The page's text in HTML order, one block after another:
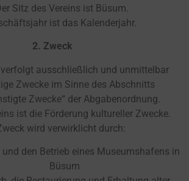
Sitz des Vereins ist Büsum.
ist das Kalenderjahr.
2. Zweck
verfolgt ausschließlich und unmittelbar
Zwecke im Sinne des Abschnitts
Zwecke“ der Abgabenordnung.
ist die Förderung kultureller Zwecke.
wird verwirklicht durch:
den Betrieb eines Museumshafens in
Büsum